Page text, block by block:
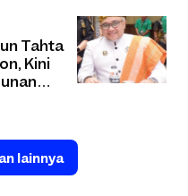
Tahta
Kini
lainnya